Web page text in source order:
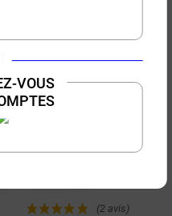
VOUS
(2 avis)